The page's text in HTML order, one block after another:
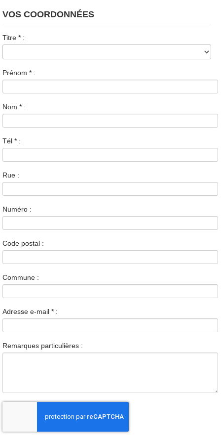
VOS COORDONNÉES
Titre * :
Prénom * :
Nom * :
Tél * :
Rue :
Numéro :
Code postal :
Commune :
Adresse e-mail * :
Remarques particulières :